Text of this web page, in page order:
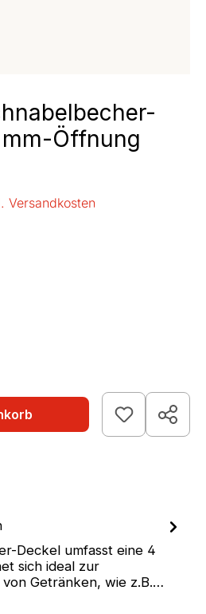
Öffnung
Versandkosten
- opak
Gib den
Deckel umfasst eine 4
sich ideal zur
von Getränken, wie z.B.…